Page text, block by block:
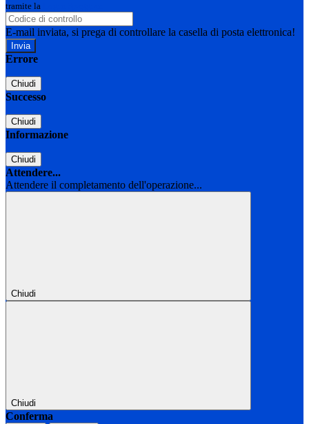
tramite la
E-mail inviata, si prega di controllare la casella di posta elettronica!
Errore
Chiudi
Successo
Chiudi
Informazione
Chiudi
Attendere...
Attendere il completamento dell'operazione...
Chiudi
Chiudi
Conferma